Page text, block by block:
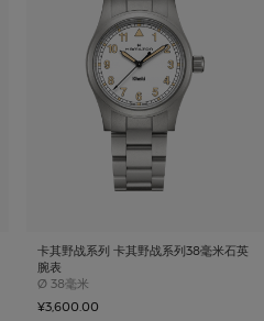
卡其野战系列 卡其野战系列38毫米石英
腕表
Ø Case size
38毫米
¥3,600.00